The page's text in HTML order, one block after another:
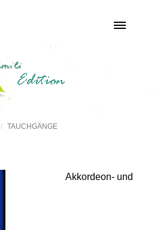
TAUCHGÄNGE
Akkordeon- und